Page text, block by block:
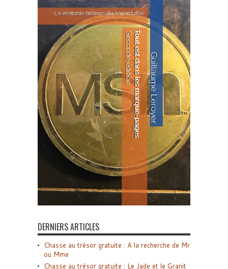
DERNIERS ARTICLES
Chasse au trésor gratuite : A la recherche de Mr
ou Mme
Chasse au trésor gratuite : Le Jade et le Granit